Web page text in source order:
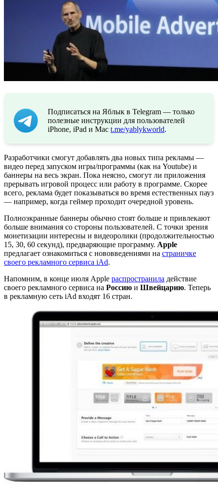
Подписаться на Яблык в Telegram — только
полезные инструкции для пользователей
iPhone, iPad и Mac t.me/yablykworld.
Разработчики смогут добавлять два новых типа рекламы —
видео перед запуском игры/программы (как на Youtube) и
баннеры на весь экран. Пока неясно, смогут ли приложения
прерывать игровой процесс или работу в программе. Скорее
всего, реклама будет показываться во время естественных пауз
— например, когда геймер проходит очередной уровень.
Полноэкранные баннеры обычно стоят больше и привлекают
больше внимания со стороны пользователей. С точки зрения
монетизации интересны и видеоролики (продолжительностью
15, 30, 60 секунд), предваряющие программу. Apple
предлагает ознакомиться с нововведениями на страничке
своего рекламного сервиса iAd.
Напомним, в конце июля Apple распространила действие
своего рекламного сервиса на Россию и Швейцарию. Теперь
в рекламную сеть iAd входят 16 стран.